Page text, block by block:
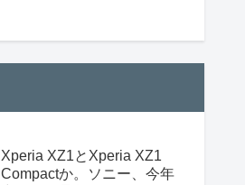
Xperia XZ1とXperia XZ1
Compactか。ソニー、今年